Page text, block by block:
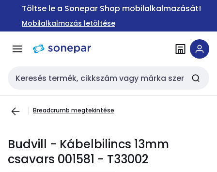
Ugrás a
Ugrás a
tartalomra
Töltse le a Sonepar Shop mobilalkalmazását!
Mobilalkalmazás letöltése
Keresési bemenet
Breadcrumb megtekintése
Budvill - Kábelbilincs 13mm
csavars 001581 - T33002